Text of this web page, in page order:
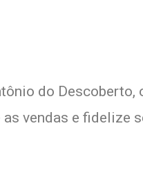
do Descoberto,
vendas e fidelize